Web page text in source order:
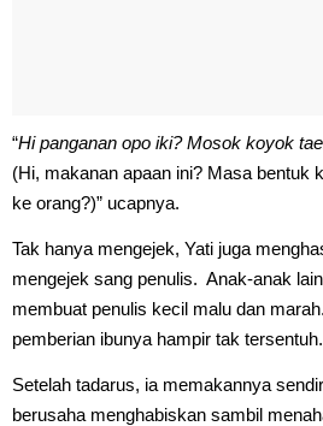
“Hi panganan opo iki? Mosok koyok
(Hi, makanan apaan ini? Masa bentuk
ke orang?)” ucapnya.
Tak hanya mengejek, Yati juga
mengejek sang penulis. Anak-anak
membuat penulis kecil malu dan
pemberian ibunya hampir tak tersentuh.
Setelah tadarus, ia memakannya
berusaha menghabiskan sambil